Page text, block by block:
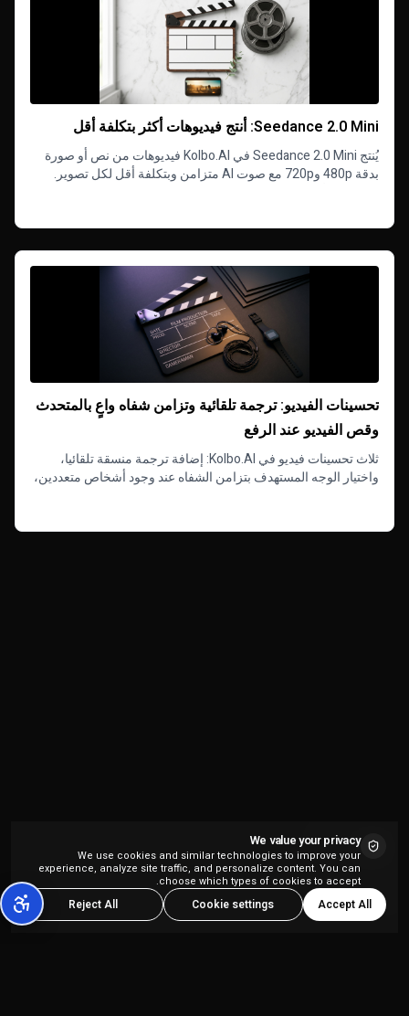
Seedance 2.0 Mini: أنتج فيديوهات أكثر بتكلفة أقل
يُنتج Seedance 2.0 Mini في Kolbo.AI فيديوهات من نص أو صورة
بدقة 480p و720p مع صوت AI متزامن وبتكلفة أقل لكل تصوير.
تحسينات الفيديو: ترجمة تلقائية وتزامن شفاه واعٍ بالمتحدث
وقص الفيديو عند الرفع
ثلاث تحسينات فيديو في Kolbo.AI: إضافة ترجمة منسقة تلقائيا،
واختيار الوجه المستهدف بتزامن الشفاه عند وجود أشخاص متعددين،
We value your privacy
We use cookies and similar technologies to improve your
experience, analyze site traffic, and personalize content. You can
choose which types of cookies to accept.
Accept All
Cookie settings
Reject All